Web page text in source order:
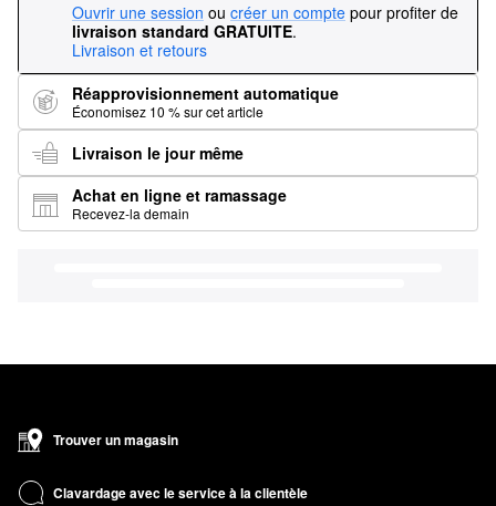
Ouvrir une session ou créer un compte pour profiter de
livraison standard GRATUITE.
Livraison et retours
Réapprovisionnement automatique
Économisez 10 % sur cet article
Livraison le jour même
Achat en ligne et ramassage
Recevez-la demain
Trouver un magasin
Clavardage avec le service à la clientèle